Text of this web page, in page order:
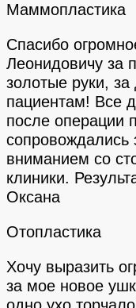
Маммопластика
Спасибо
Леонидовичу за
золотые руки,
пациентам! Все
после операции
вниманием со
клиники.
Оксана
Отопластика
Хочу выразить
за мое новое